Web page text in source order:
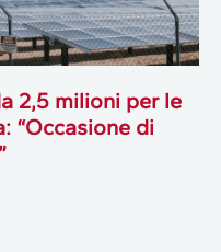
2,5 milioni per le
“Occasione di